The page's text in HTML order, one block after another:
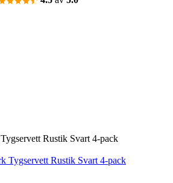
Tygservett Rustik Svart 4-pack